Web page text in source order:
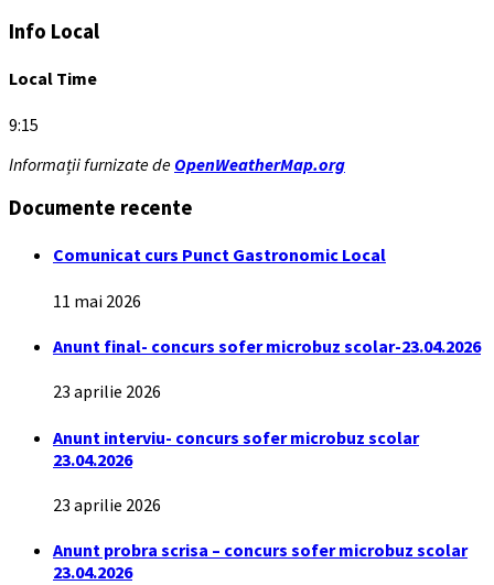
Info Local
Local Time
9:15
Informații furnizate de OpenWeatherMap.org
Documente recente
Comunicat curs Punct Gastronomic Local
11 mai 2026
Anunt final- concurs sofer microbuz scolar-23.04.2026
23 aprilie 2026
Anunt interviu- concurs sofer microbuz scolar
23.04.2026
23 aprilie 2026
Anunt probra scrisa – concurs sofer microbuz scolar
23.04.2026